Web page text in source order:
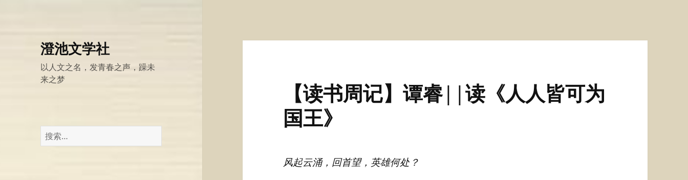
澄池文学社
以人文之名，发青春之声，躁未
来之梦
搜
索：
【读书周记】谭睿||读《人人皆可为
国王》
风起云涌，回首望，英雄何处？